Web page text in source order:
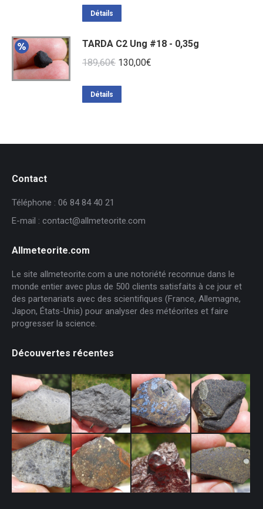
Détails
TARDA C2 Ung #18 - 0,35g
189,60€ Le
130,00€
Détails
Contact
Téléphone : 06 84 84 40 21
E-mail : contact@allmeteorite.com
Allmeteorite.com
Le site allmeteorite.com a une notoriété reconnue dans le
monde entier avec plus de 500 clients satisfaits à ce jour et
des partenariats avec des scientifiques (France, Allemagne,
Japon, États-Unis) pour analyser des météorites et faire
progresser la science.
Découvertes récentes